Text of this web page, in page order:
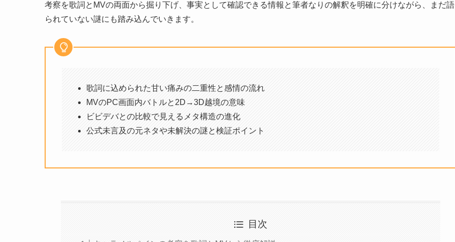
考察を歌詞とMVの両面から掘り下げ、事実として確認できる情報と筆者なりの解釈を明確に分けながら、まだ語
られていない謎にも踏み込んでいきます。
歌詞に込められた甘い痛みの二重性と感情の流れ
MVのPC画面内バトルと2D→3D越境の意味
ビビデバとの比較で見えるメタ構造の進化
公式未言及の元ネタや未解決の謎と検証ポイント
目次